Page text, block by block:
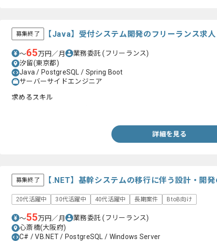
募集終了 【Java】受付システム開発のフリーランス求
〜65万円／月 業務委託(フリーランス)
汐留(東京都)
Java / PostgreSQL / Spring Boot
サーバーサイドエンジニア
求めるスキル
詳細を見る
募集終了 【.NET】基幹システムの移行に伴う設計・開
20代活躍中 30代活躍中 40代活躍中 長期案件 BtoB向け
〜55万円／月 業務委託(フリーランス)
心斎橋(大阪府)
C# / VB.NET / PostgreSQL / Windows Server